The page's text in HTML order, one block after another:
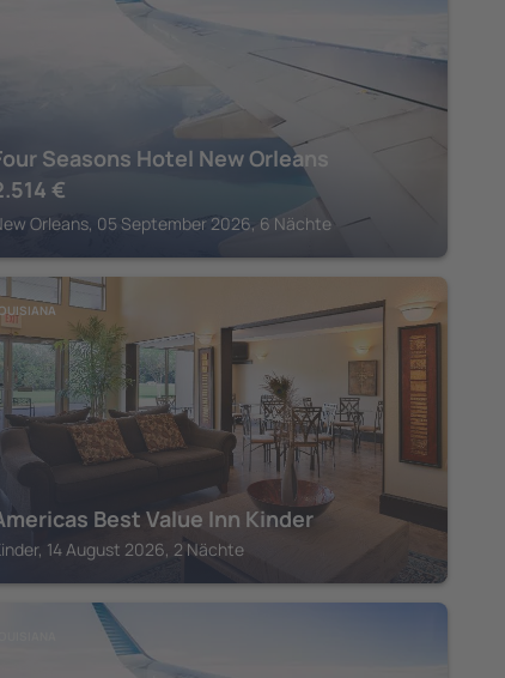
Seasons Hotel New Orleans
€
Orleans, 05 September 2026, 6 Nächte
Best Value Inn Kinder
14 August 2026, 2 Nächte